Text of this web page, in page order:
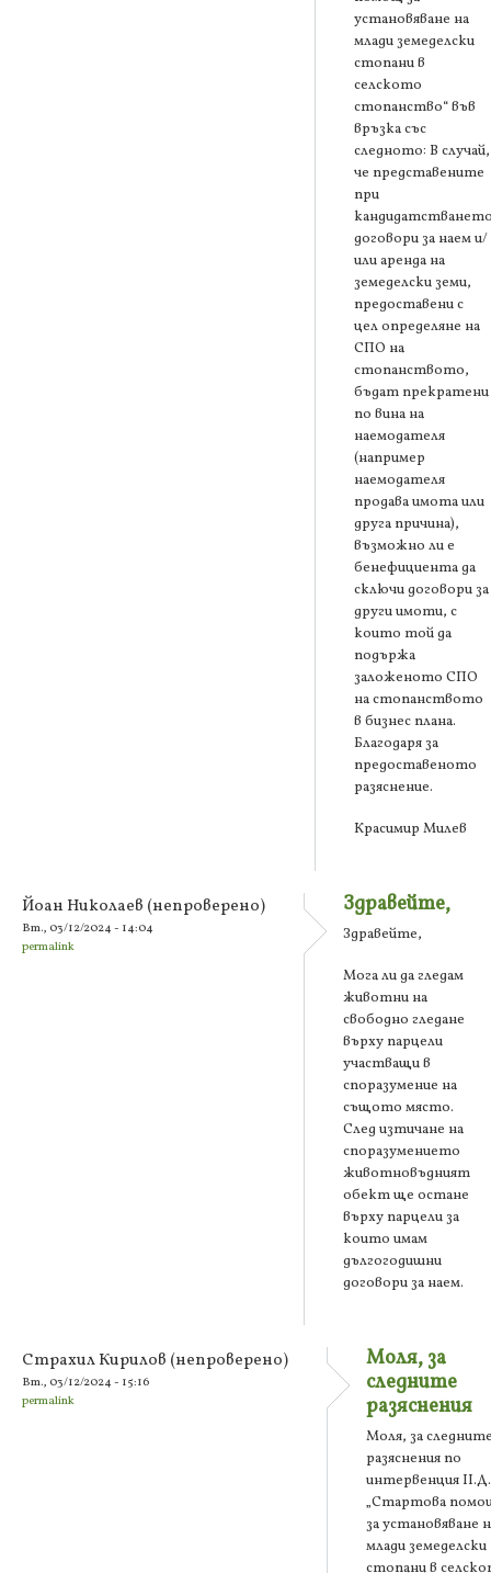
установяване на
млади земеделски
стопани в
селското
стопанство“ във
връзка със
следното: В случай,
че представените
при
договори за наем и/
или аренда на
земеделски земи,
предоставени с
цел определяне на
СПО на
стопанството,
бъдат прекратени
по вина на
наемодателя
(например
наемодателя
продава имота или
друга причина),
възможно ли е
бенефициента да
сключи договори за
други имоти, с
които той да
подържа
заложеното СПО
на стопанството
в бизнес плана.
Благодаря за
предоставеното
разяснение.
Красимир Милев
Йоан Николаев (непроверено)
Вт., 03/12/2024 - 14:04
permalink
Здравейте,
Здравейте,
Мога ли да гледам
животни на
свободно гледане
върху парцели
участващи в
споразумение на
същото място.
След изтичане на
споразумението
животновъдният
обект ще остане
върху парцели за
които имам
дългогодишни
договори за наем.
Страхил Кирилов (непроверено)
Вт., 03/12/2024 - 15:16
permalink
Моля, за
следните
разяснения
Моля, за
разяснения по
интервенция
„Стартова
за установяване
млади земеделски
стопани в